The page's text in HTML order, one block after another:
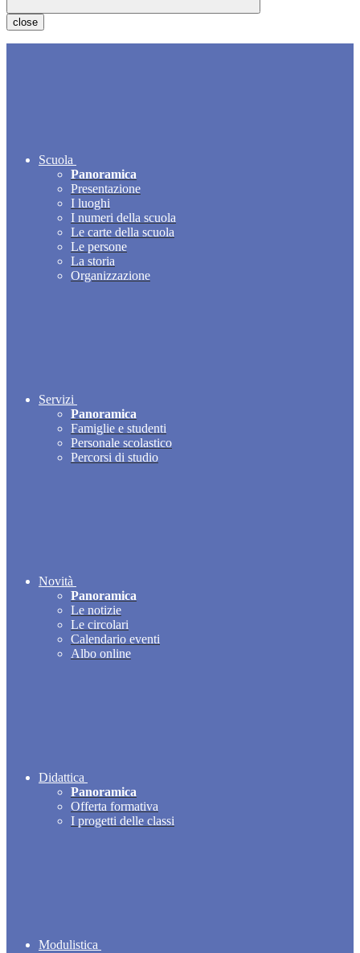
close
Scuola
Panoramica
Presentazione
I luoghi
I numeri della scuola
Le carte della scuola
Le persone
La storia
Organizzazione
Servizi
Panoramica
Famiglie e studenti
Personale scolastico
Percorsi di studio
Novità
Panoramica
Le notizie
Le circolari
Calendario eventi
Albo online
Didattica
Panoramica
Offerta formativa
I progetti delle classi
Modulistica